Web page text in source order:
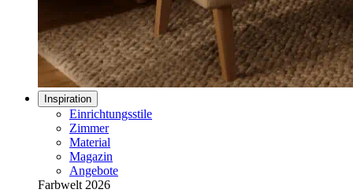
Inspiration
Einrichtungsstile
Zimmer
Material
Magazin
Angebote
Farbwelt 2026